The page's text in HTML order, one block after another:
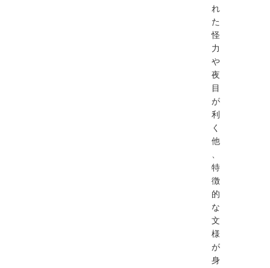
れ
た
怪
力
や
夜
目
が
利
く
他
、
特
徴
的
な
文
様
が
身